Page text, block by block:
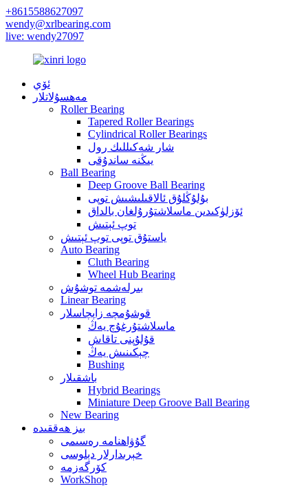
+8615588627097
wendy@xrlbearing.com
live: wendy27097
ئۆي
مەھسۇلاتلار
Roller Bearing
Tapered Roller Bearings
Cylindrical Roller Bearings
شار شەكىللىك رول
يىڭنە ساندۇقى
Ball Bearing
Deep Groove Ball Bearing
بۇلۇڭلۇق ئالاقىلىشىش توپى
ئۆزلۈكىدىن ماسلاشتۇرۇلغان بالداق
توپ ئېتىش
ياستۇق توپى توپ ئېتىش
Auto Bearing
Cluth Bearing
Wheel Hub Bearing
بىرلەشمە توشۇش
Linear Bearing
قوشۇمچە زاپچاسلار
ماسلاشتۇرغۇچ يەڭ
قۇلۇپنى تاقاش
چېكىنىش يەڭ
Bushing
باشقىلار
Hybrid Bearings
Miniature Deep Groove Ball Bearing
New Bearing
بىز ھەققىدە
گۇۋاھنامە رەسىمى
خېرىدارلار دېلوسى
كۆرگەزمە
WorkShop